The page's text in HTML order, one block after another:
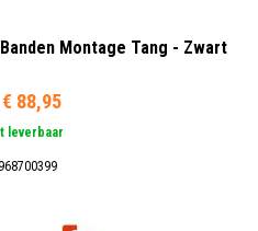
Montage Tang - Zwart
€ 88,95
leverbaar